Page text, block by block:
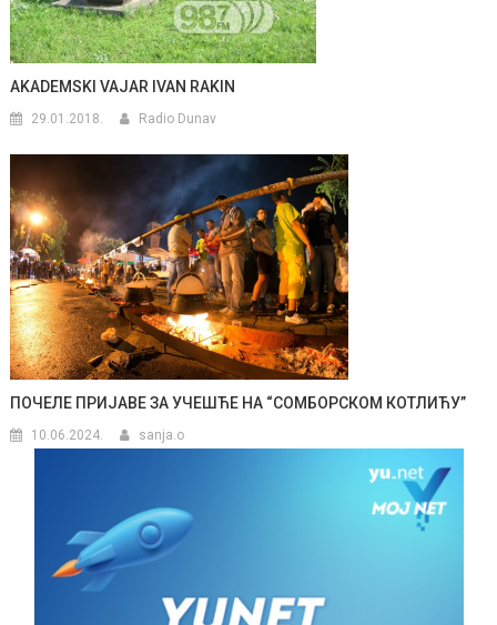
AKADEMSKI VAJAR IVAN RAKIN
29.01.2018. Radio Dunav
ПОЧЕЛЕ ПРИЈАВЕ ЗА УЧЕШЋЕ НА “СОМБОРСКОМ КОТЛИЋУ”
10.06.2024. sanja.o